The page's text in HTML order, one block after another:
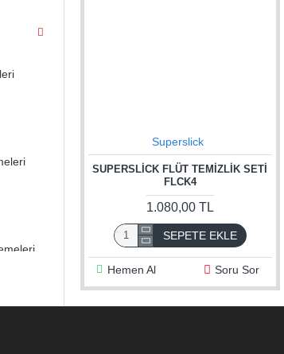
Superslick
SUPERSLICK FLÜT TEMIZLIK SETI
FLCK4
1.080,00 TL
SEPETE EKLE
Hemen Al Soru Sor